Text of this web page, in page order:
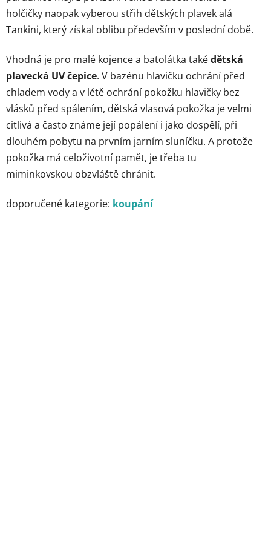
holčičky naopak vyberou střih dětských plavek alá
Tankini, který získal oblibu především v poslední době.
Vhodná je pro malé kojence a batolátka takédětská
plavecká UV čepice. V bazénu hlavičku ochrání před
chladem vody a v létě ochrání pokožku hlavičky bez
vlásků před spálením, dětská vlasová pokožka je velmi
citlivá a často známe její popálení i jako dospělí, při
dlouhém pobytu na prvním jarním sluníčku. A protože
pokožka má celoživotní pamět, je třeba tu
miminkovskou obzvláště chránit.
doporučené kategorie: koupání